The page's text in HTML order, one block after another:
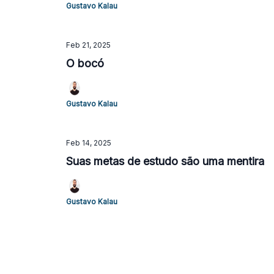
Gustavo Kalau
Feb 21, 2025
O bocó
Gustavo Kalau
Feb 14, 2025
Suas metas de estudo são uma mentira
Gustavo Kalau